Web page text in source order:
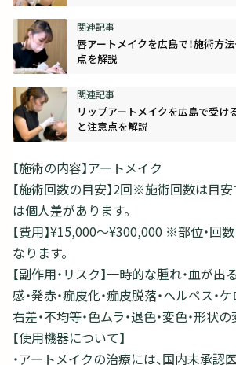
唇アートメイクを広島で！施術方
点を解説
リップアートメイクを広島で受け
と注意点を解説
【施術の内容】アートメイク
【施術回数の目安】2回※施術回数は目
は個人差があります。
【費用】¥15,000～¥300,000 ※部位・回
なります。
【副作用・リスク】一時的な腫れ・血が出
感・発赤・痂皮化・痂皮脱落・ヘルペス・
右差・不均等・色ムラ・退色・変色・形状
【使用機器について】
・アートメイクの治療には、国内未承認